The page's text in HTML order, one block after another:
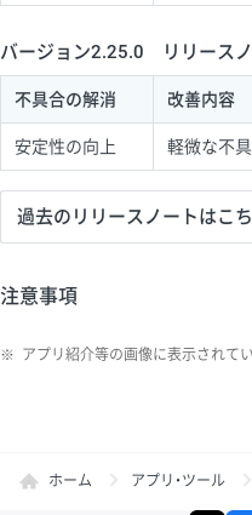
バージョン2.25.0 リリースノ
不具合の解消 改善内容
安定性の向上 軽微な不
過去のリリースノートはこ
注意事項
※ アプリ紹介等の画像に表示されて
ホーム アプリ・ツール